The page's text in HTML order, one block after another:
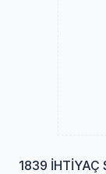
1839 İHTİYAÇ